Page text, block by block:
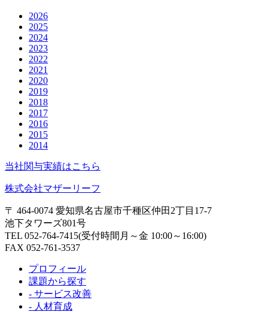
2026
2025
2024
2023
2022
2021
2020
2019
2018
2017
2016
2015
2014
当社関与実績はこちら
株式会社マザーリーフ
〒 464-0074 愛知県名古屋市千種区仲田2丁目17-7
池下タワーズ801号
TEL 052-764-7415(受付時間月～金 10:00～16:00)
FAX 052-761-3537
プロフィール
課題から探す
- サービス改善
- 人材育成